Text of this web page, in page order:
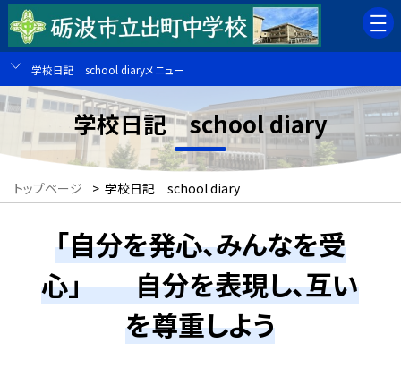
学校日記 school diaryメニュー
学校日記 school diary
トップページ > 学校日記 school diary
「自分を発心、みんなを受
心」 自分を表現し、互い
を尊重しよう